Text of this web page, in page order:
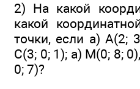
2) На какой
какой
точки, если а) А(2;
С(3; 0; 1); а) М(0; 8;
0; 7)?